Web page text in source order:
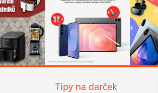
Tipy na darček